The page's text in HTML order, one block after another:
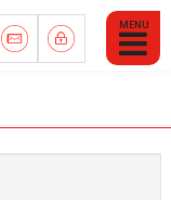
Abrir
Menu
Mobile